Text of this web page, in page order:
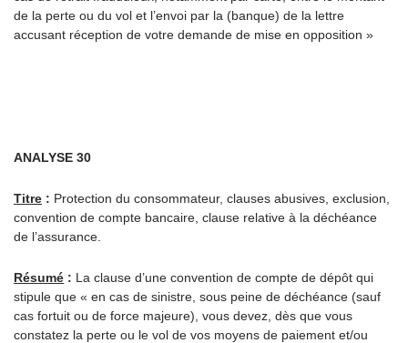
de la perte ou du vol et l’envoi par la (banque) de la lettre
accusant réception de votre demande de mise en opposition »
ANALYSE 30
Titre : Protection du consommateur, clauses abusives, exclusion,
convention de compte bancaire, clause relative à la déchéance
de l’assurance.
Résumé : La clause d’une convention de compte de dépôt qui
stipule que « en cas de sinistre, sous peine de déchéance (sauf
cas fortuit ou de force majeure), vous devez, dès que vous
constatez la perte ou le vol de vos moyens de paiement et/ou